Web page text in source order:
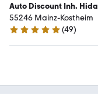
Auto Discount Inh. Hida
55246 Mainz-Kostheim
4.9 Sterne
(49)